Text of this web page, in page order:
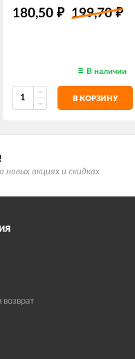
180,50 ₽ 199,70₽
В наличии
В КОРЗИНУ
новых акциях и скидках
возврат